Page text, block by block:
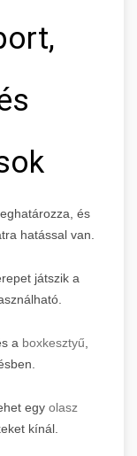
és
hatással van.
játszik a
a boxkesztyű
egy olasz
kínál.